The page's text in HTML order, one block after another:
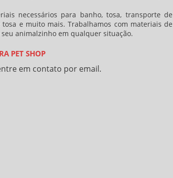
necessários para banho, tosa, transporte de
e muito mais. Trabalhamos com materiais de
animalzinho em qualquer situação.
PET SHOP
em contato por email.